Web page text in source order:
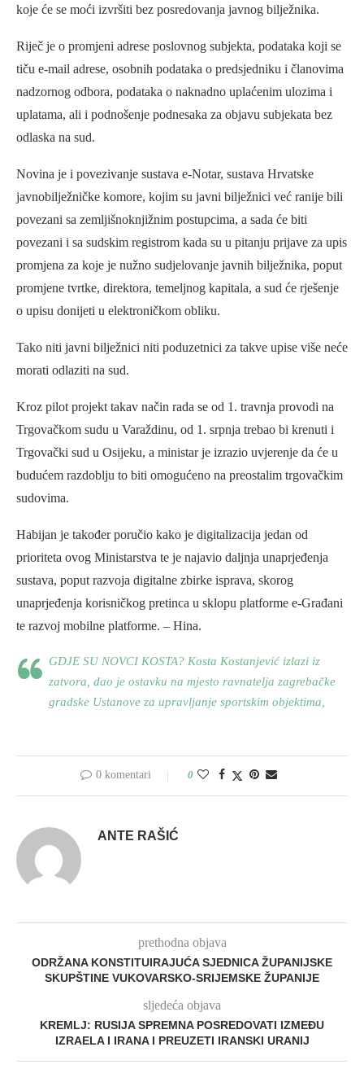
koje će se moći izvršiti bez posredovanja javnog bilježnika.
Riječ je o promjeni adrese poslovnog subjekta, podataka koji se
tiču e-mail adrese, osobnih podataka o predsjedniku i članovima
nadzornog odbora, podataka o naknadno uplaćenim ulozima i
uplatama, ali i podnošenje podnesaka za objavu subjekata bez
odlaska na sud.
Novina je i povezivanje sustava e-Notar, sustava Hrvatske
javnobilježničke komore, kojim su javni bilježnici već ranije bili
povezani sa zemljišnoknjižnim postupcima, a sada će biti
povezani i sa sudskim registrom kada su u pitanju prijave za upis
promjena za koje je nužno sudjelovanje javnih bilježnika, poput
promjene tvrtke, direktora, temeljnog kapitala, a sud će rješenje
o upisu donijeti u elektroničkom obliku.
Tako niti javni bilježnici niti poduzetnici za takve upise više neće
morati odlaziti na sud.
Kroz pilot projekt takav način rada se od 1. travnja provodi na
Trgovačkom sudu u Varaždinu, od 1. srpnja trebao bi krenuti i
Trgovački sud u Osijeku, a ministar je izrazio uvjerenje da će u
budućem razdoblju to biti omogućeno na preostalim trgovačkim
sudovima.
Habijan je također poručio kako je digitalizacija jedan od
prioriteta ovog Ministarstva te je najavio daljnja unaprjeđenja
sustava, poput razvoja digitalne zbirke isprava, skorog
unaprjeđenja korisničkog pretinca u sklopu platforme e-Građani
te razvoj mobilne platforme. – Hina.
GDJE SU NOVCI KOSTA? Kosta Kostanjević izlazi iz
zatvora, dao je ostavku na mjesto ravnatelja zagrebačke
gradske Ustanove za upravljanje sportskim objektima,
0 komentari 0
ANTE RAŠIĆ
prethodna objava
ODRŽANA KONSTITUIRAJUĆA SJEDNICA ŽUPANIJSKE
SKUPŠTINE VUKOVARSKO-SRIJEMSKE ŽUPANIJE
sljedeća objava
KREMLJ: RUSIJA SPREMNA POSREDOVATI IZMEĐU
IZRAELA I IRANA I PREUZETI IRANSKI URANIJ